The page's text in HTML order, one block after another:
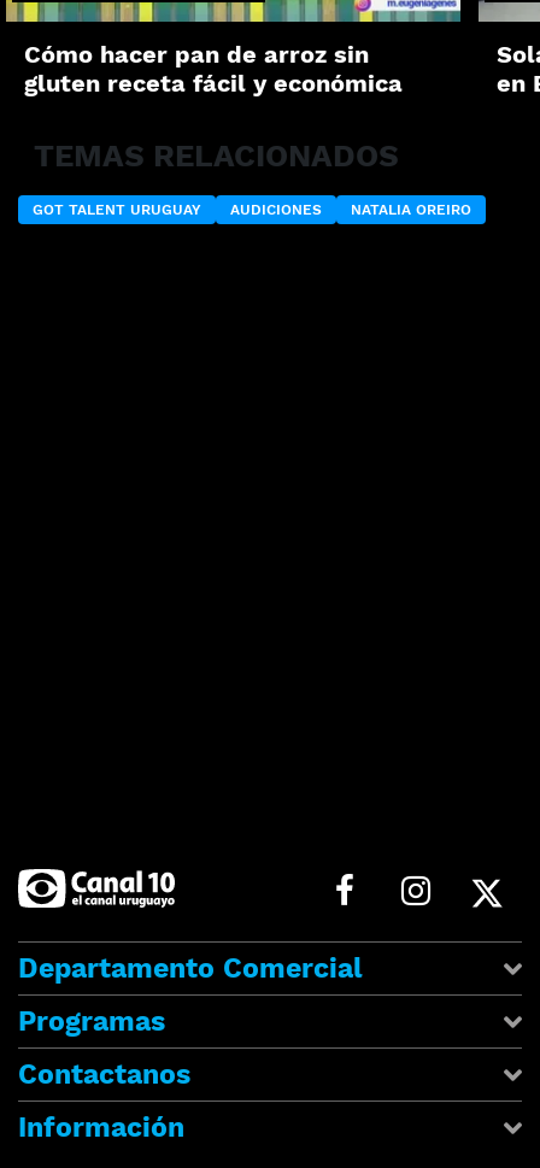
Cómo hacer pan de arroz sin
gluten receta fácil y económica
en
TEMAS RELACIONADOS
GOT TALENT URUGUAY AUDICIONES NATALIA OREIRO
Departamento Comercial
Programas
Contactanos
Información